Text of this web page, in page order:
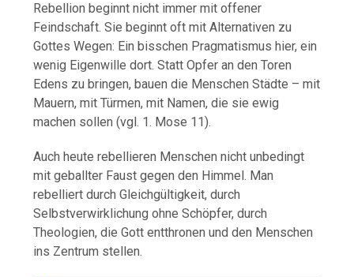
Rebellion beginnt nicht immer mit offener
Feindschaft. Sie beginnt oft mit Alternativen zu
Gottes Wegen: Ein bisschen Pragmatismus hier, ein
wenig Eigenwille dort. Statt Opfer an den Toren
Edens zu bringen, bauen die Menschen Städte – mit
Mauern, mit Türmen, mit Namen, die sie ewig
machen sollen (vgl. 1. Mose 11).
Auch heute rebellieren Menschen nicht unbedingt
mit geballter Faust gegen den Himmel. Man
rebelliert durch Gleichgültigkeit, durch
Selbstverwirklichung ohne Schöpfer, durch
Theologien, die Gott entthronen und den Menschen
ins Zentrum stellen.